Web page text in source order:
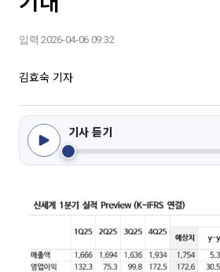
입력 2026-04-06 09:32
김효숙 기자
기사 듣기